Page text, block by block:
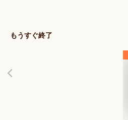
もうすぐ終了